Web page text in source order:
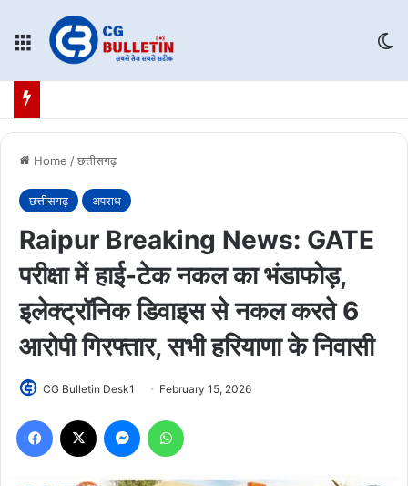
Menu
Home /छत्तीसगढ़
छत्तीसगढ़ अपराध
Raipur Breaking News: GATE
परीक्षा में हाई-टेक नकल का भंडाफोड़,
इलेक्ट्रॉनिक डिवाइस से नकल करते 6
आरोपी गिरफ्तार, सभी हरियाणा के निवासी
CG Bulletin Desk1 February 15, 2026
Facebook Messenger